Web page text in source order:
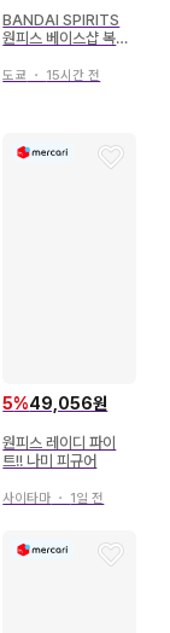
BANDAI SPIRITS
원피스 베이스샵 복권
HDAYS 베이스샵 컬
도쿄 ・ 15시간 전
5%49,056원
원피스 레이디 파이
트!! 나미 피규어
사이타마 ・ 1일 전